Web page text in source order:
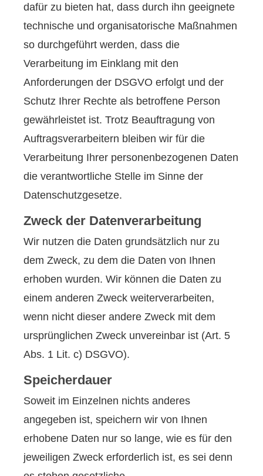
dafür zu bieten hat, dass durch ihn geeignete
technische und organisatorische Maßnahmen
so durchgeführt werden, dass die
Verarbeitung im Einklang mit den
Anforderungen der DSGVO erfolgt und der
Schutz Ihrer Rechte als betroffene Person
gewährleistet ist. Trotz Beauftragung von
Auftragsverarbeitern bleiben wir für die
Verarbeitung Ihrer personenbezogenen Daten
die verantwortliche Stelle im Sinne der
Datenschutzgesetze.
Zweck der Datenverarbeitung
Wir nutzen die Daten grundsätzlich nur zu
dem Zweck, zu dem die Daten von Ihnen
erhoben wurden. Wir können die Daten zu
einem anderen Zweck weiterverarbeiten,
wenn nicht dieser andere Zweck mit dem
ursprünglichen Zweck unvereinbar ist (Art. 5
Abs. 1 Lit. c) DSGVO).
Speicherdauer
Soweit im Einzelnen nichts anderes
angegeben ist, speichern wir von Ihnen
erhobene Daten nur so lange, wie es für den
jeweiligen Zweck erforderlich ist, es sei denn